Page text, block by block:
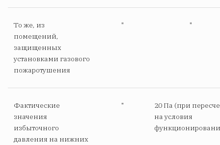
То же, из
помещений,
защищенных
установками газового
пожаротушения
" "
Фактические
значения
избыточного
давления на нижних
"
20 Па (при
на условия